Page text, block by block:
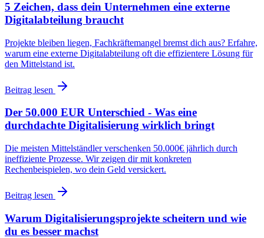
5 Zeichen, dass dein Unternehmen eine externe
Digitalabteilung braucht
Projekte bleiben liegen, Fachkräftemangel bremst dich aus? Erfahre,
warum eine externe Digitalabteilung oft die effizientere Lösung für
den Mittelstand ist.
Beitrag lesen
Der 50.000 EUR Unterschied - Was eine
durchdachte Digitalisierung wirklich bringt
Die meisten Mittelständler verschenken 50.000€ jährlich durch
ineffiziente Prozesse. Wir zeigen dir mit konkreten
Rechenbeispielen, wo dein Geld versickert.
Beitrag lesen
Warum Digitalisierungsprojekte scheitern und wie
du es besser machst